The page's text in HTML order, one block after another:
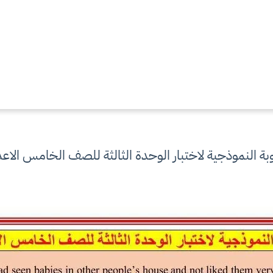
النموذجية لاختبار الوحدة الثالثة للصف الخامس